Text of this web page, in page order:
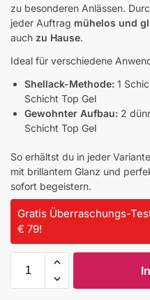
zu besonderen Anlässen.
jeder Auftrag mühelos und
auch zu Hause.
Ideal für verschiedene
Shellack-Methode: 1
Schicht Top Gel
Gewohnter Aufbau: 2
Schicht Top Gel
So erhältst du in jeder
mit brillantem Glanz und
sofort begeistern.
Gratis Überraschungs-
€ 79!